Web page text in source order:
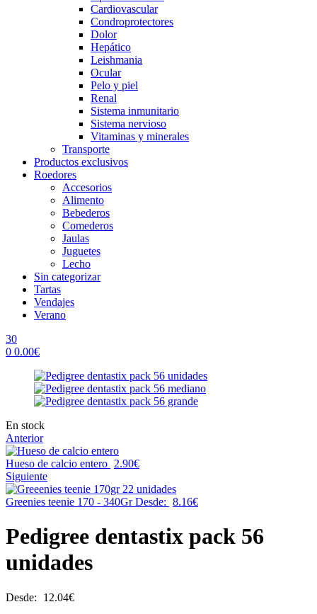
Cardiovascular
Condroprotectores
Dolor
Hepático
Leishmania
Ocular
Pelo y piel
Renal
Sistema inmunitario
Sistema nervioso
Vitaminas y minerales
Transporte
Productos exclusivos
Roedores
Accesorios
Alimento
Bebederos
Comederos
Jaulas
Juguetes
Lecho
Sin categorizar
Tartas
Vendajes
Verano
30
0 0.00€
Availability:
En stock
Anterior
Hueso de calcio entero 2.90€
Siguiente
Greenies teenie 170 - 340Gr Desde: 8.16€
Pedigree dentastix pack 56
unidades
Desde: 12.04€